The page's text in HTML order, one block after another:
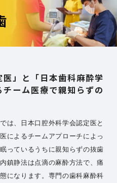
医」と「日本歯科麻酔学
チーム医療で親知らずの
は、日本口腔外科学会認定医と
によるチームアプローチによっ
っているうちに親知らずの抜歯
鎮静法は点滴の麻酔方法で、痛
になります。専門の歯科麻酔科